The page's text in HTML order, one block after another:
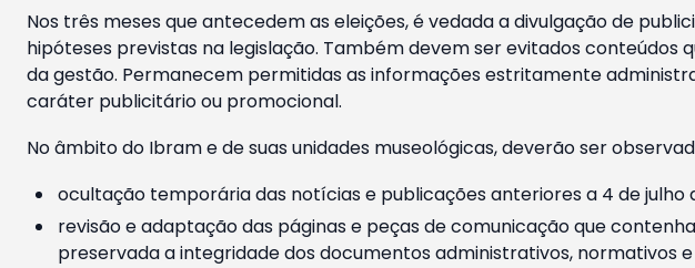
Nos três meses que antecedem as eleições, é vedada a divulgação de
hipóteses previstas na legislação. Também devem ser evitados
da gestão. Permanecem permitidas as informações estritamente
caráter publicitário ou promocional.
No âmbito do Ibram e de suas unidades museológicas, deverão ser
ocultação temporária das notícias e publicações anteriores a 4 de
revisão e adaptação das páginas e peças de comunicação que
preservada a integridade dos documentos administrativos, normativos